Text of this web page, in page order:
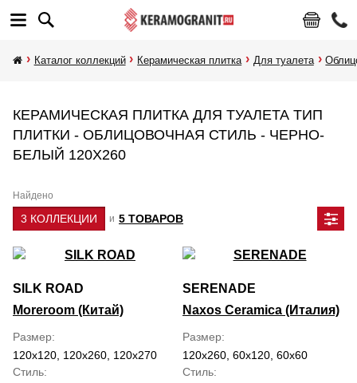
Каталог коллекций Керамическая плитка Для туалета
КЕРАМИЧЕСКАЯ ПЛИТКА ДЛЯ ТУАЛЕТА ТИП
ПЛИТКИ - ОБЛИЦОВОЧНАЯ СТИЛЬ - ЧЕРНО-
БЕЛЫЙ 120Х260
Найдено
3 КОЛЛЕКЦИИ и 5 ТОВАРОВ
SILK ROAD
Moreroom (Китай)
Размер
120x120, 120x260, 120x270
Стиль
SERENADE
Naxos Ceramica (Италия)
Размер
120x260, 60x120, 60x60
Стиль